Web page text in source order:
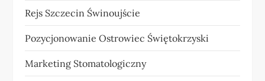
Rejs Szczecin Świnoujście
Pozycjonowanie Ostrowiec Świętokrzyski
Marketing Stomatologiczny